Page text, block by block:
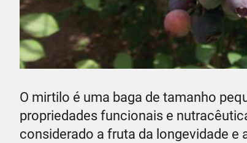
O mirtilo é uma baga de tamanho
propriedades funcionais e
considerado a fruta da longevidade e